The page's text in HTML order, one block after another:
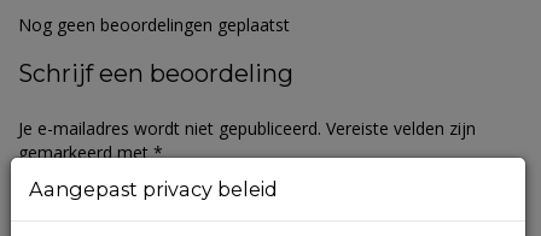
Nog geen beoordelingen geplaatst
Schrijf een beoordeling
Je e-mailadres wordt niet gepubliceerd. Vereiste velden zijn
gemarkeerd met*
Aangepast privacy beleid